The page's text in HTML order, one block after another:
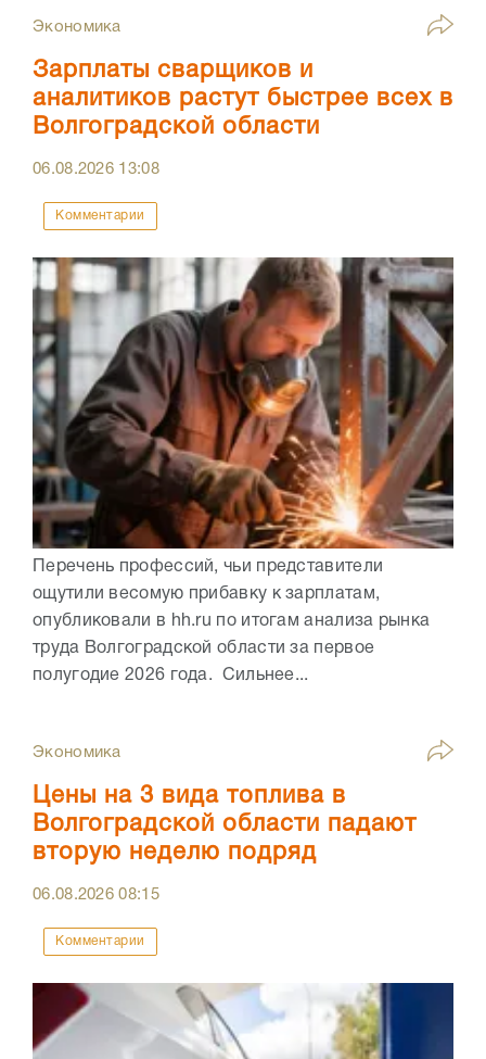
Экономика
Зарплаты сварщиков и
аналитиков растут быстрее всех в
Волгоградской области
06.08.2026 13:08
Комментарии
Перечень профессий, чьи представители
ощутили весомую прибавку к зарплатам,
опубликовали в hh.ru по итогам анализа рынка
труда Волгоградской области за первое
полугодие 2026 года. Сильнее...
Экономика
Цены на 3 вида топлива в
Волгоградской области падают
вторую неделю подряд
06.08.202608:15
Комментарии